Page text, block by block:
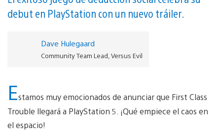
debut en PlayStation con un nuevo tráiler.
Dave Hulegaard
Community Team Lead, Versus Evil
Estamos muy emocionados de anunciar que First Class
Trouble llegará a PlayStation 5. ¡Qué empiece el caos en
el espacio!